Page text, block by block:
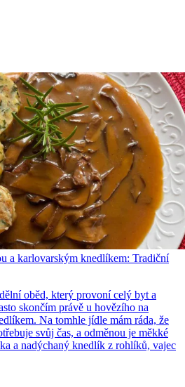
a karlovarským knedlíkem: Tradiční
oběd, který provoní celý byt a
skončím právě u hovězího na
Na tomhle jídle mám ráda, že
svůj čas, a odměnou je měkké
a nadýchaný knedlík z rohlíků, vajec